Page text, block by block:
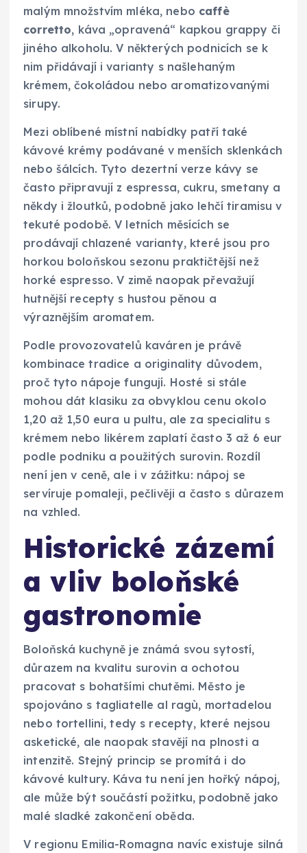
malým množstvím mléka, nebo caffè
corretto, káva „opravená“ kapkou grappy či
jiného alkoholu. V některých podnicích se k
nim přidávají i varianty s našlehaným
krémem, čokoládou nebo aromatizovanými
sirupy.
Mezi oblíbené místní nabídky patří také
kávové krémy podávané v menších sklenkách
nebo šálcích. Tyto dezertní verze kávy se
často připravují z espressa, cukru, smetany a
někdy i žloutků, podobně jako lehčí tiramisu v
tekuté podobě. V letních měsících se
prodávají chlazené varianty, které jsou pro
horkou boloňskou sezonu praktičtější než
horké espresso. V zimě naopak převažují
hutnější recepty s hustou pěnou a
výraznějším aromatem.
Podle provozovatelů kaváren je právě
kombinace tradice a originality důvodem,
proč tyto nápoje fungují. Hosté si stále
mohou dát klasiku za obvyklou cenu okolo
1,20 až 1,50 eura u pultu, ale za specialitu s
krémem nebo likérem zaplatí často 3 až 6 eur
podle podniku a použitých surovin. Rozdíl
není jen v ceně, ale i v zážitku: nápoj se
servíruje pomaleji, pečlivěji a často s důrazem
na vzhled.
Historické zázemí
a vliv boloňské
gastronomie
Boloňská kuchyně je známá svou sytostí,
důrazem na kvalitu surovin a ochotou
pracovat s bohatšími chutěmi. Město je
spojováno s tagliatelle al ragù, mortadelou
nebo tortellini, tedy s recepty, které nejsou
asketické, ale naopak stavějí na plnosti a
intenzitě. Stejný princip se promítá i do
kávové kultury. Káva tu není jen hořký nápoj,
ale může být součástí požitku, podobně jako
malé sladké zakončení oběda.
V regionu Emilia-Romagna navíc existuje silná